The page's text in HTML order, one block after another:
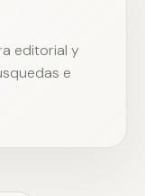
editorial y
e